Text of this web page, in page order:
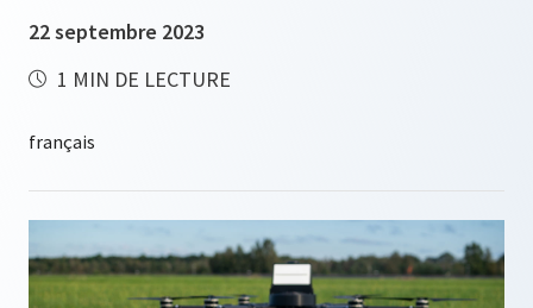
22 septembre 2023
1 MIN DE LECTURE